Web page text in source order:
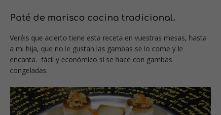
Paté de marisco cocina tradicional.
Veréis que acierto tiene esta receta en vuestras mesas, hasta
a mi hija, que no le gustan las gambas se lo come y le
encanta. fácil y económico si se hace con gambas
congeladas.